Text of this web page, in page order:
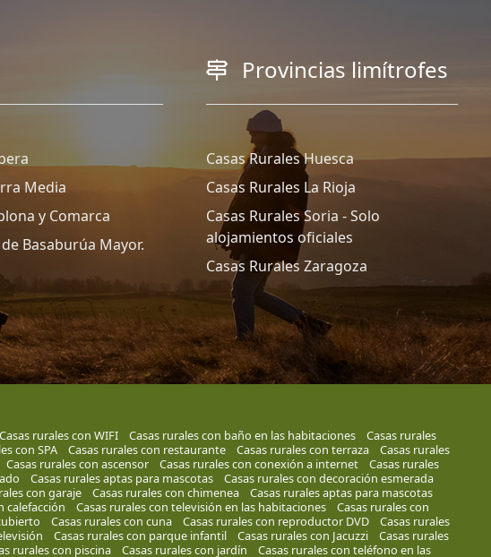
Media
y Comarca
Basaburúa Mayor.
Provincias limítrofes
Casas Rurales Huesca
Casas Rurales La Rioja
Casas Rurales Soria - Solo
alojamientos oficiales
Casas Rurales Zaragoza
Casas rurales con WIFI Casas rurales con baño en las habitaciones
Casas rurales
con SPA Casas rurales con restaurante Casas rurales con terraza
Casas rurales
Casas rurales con ascensor Casas rurales con conexión a internet
Casas rurales
Casas rurales aptas para mascotas
Casas rurales con decoración esmerada
con garaje Casas rurales con chimenea
Casas rurales aptas para mascotas
calefacción Casas rurales con televisión en las habitaciones
Casas rurales con
Casas rurales con cuna Casas rurales con reproductor DVD
Casas rurales
Casas rurales con parque infantil Casas rurales con Jacuzzi
Casas rurales
rurales con piscina Casas rurales con jardín
Casas rurales con teléfono en las